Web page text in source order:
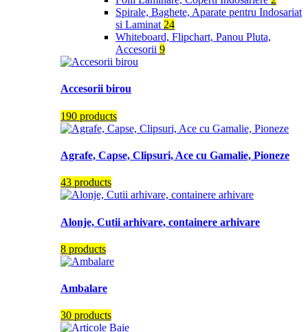
Spirale, Baghete, Aparate pentru Indosariat
si Laminat 24
Whiteboard, Flipchart, Panou Pluta,
Accesorii 9
Accesorii birou
190 products
Agrafe, Capse, Clipsuri, Ace cu Gamalie, Pioneze
43 products
Alonje, Cutii arhivare, containere arhivare
8 products
Ambalare
30 products